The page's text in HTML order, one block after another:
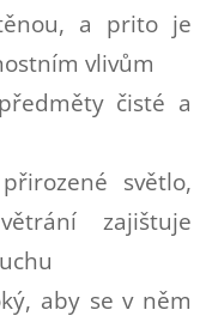
a prito je
vlivům
čisté a
světlo,
zajištuje
aby se v něm